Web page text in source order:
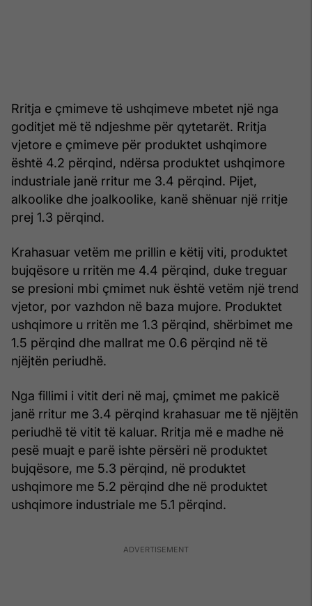
Rritja e çmimeve të ushqimeve mbetet një nga
goditjet më të ndjeshme për qytetarët. Rritja
vjetore e çmimeve për produktet ushqimore
është 4.2 përqind, ndërsa produktet ushqimore
industriale janë rritur me 3.4 përqind. Pijet,
alkoolike dhe joalkoolike, kanë shënuar një rritje
prej 1.3 përqind.
Krahasuar vetëm me prillin e këtij viti, produktet
bujqësore u rritën me 4.4 përqind, duke treguar
se presioni mbi çmimet nuk është vetëm një trend
vjetor, por vazhdon në baza mujore. Produktet
ushqimore u rritën me 1.3 përqind, shërbimet me
1.5 përqind dhe mallrat me 0.6 përqind në të
njëjtën periudhë.
Nga fillimi i vitit deri në maj, çmimet me pakicë
janë rritur me 3.4 përqind krahasuar me të njëjtën
periudhë të vitit të kaluar. Rritja më e madhe në
pesë muajt e parë ishte përsëri në produktet
bujqësore, me 5.3 përqind, në produktet
ushqimore me 5.2 përqind dhe në produktet
ushqimore industriale me 5.1 përqind.